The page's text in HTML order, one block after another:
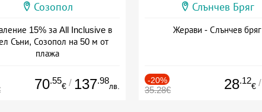
Созопол
15% за All Inclusive в
Съни, Созопол на 50 м от
плажа
70.55
€ / 137.98
лв.
Слънчев Бряг
Жерави - Слънчев бряг
-20%
35.28€ 28.12
€ /